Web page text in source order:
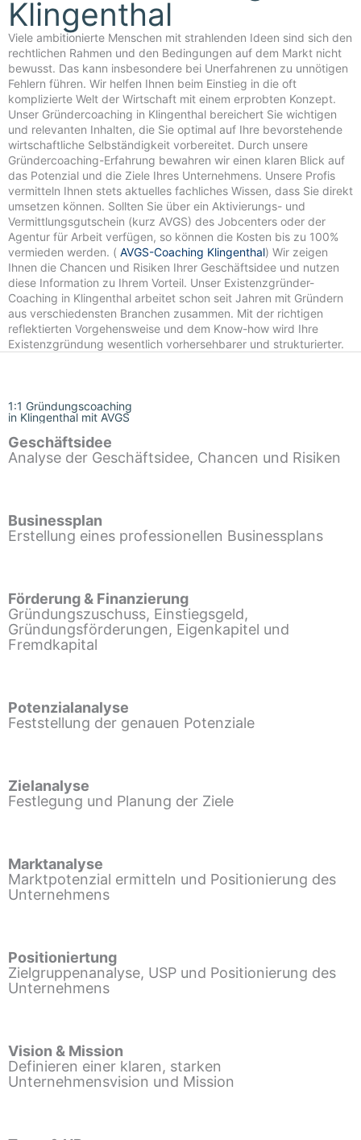
Klingenthal
Viele ambitionierte Menschen mit strahlenden Ideen sind sich den
rechtlichen Rahmen und den Bedingungen auf dem Markt nicht
bewusst. Das kann insbesondere bei Unerfahrenen zu unnötigen
Fehlern führen. Wir helfen Ihnen beim Einstieg in die oft
komplizierte Welt der Wirtschaft mit einem erprobten Konzept.
Unser Gründercoaching in Klingenthal bereichert Sie wichtigen
und relevanten Inhalten, die Sie optimal auf Ihre bevorstehende
wirtschaftliche Selbständigkeit vorbereitet. Durch unsere
Gründercoaching-Erfahrung bewahren wir einen klaren Blick auf
das Potenzial und die Ziele Ihres Unternehmens. Unsere Profis
vermitteln Ihnen stets aktuelles fachliches Wissen, dass Sie direkt
umsetzen können. Sollten Sie über ein Aktivierungs- und
Vermittlungsgutschein (kurz AVGS) des Jobcenters oder der
Agentur für Arbeit verfügen, so können die Kosten bis zu 100%
vermieden werden. ( AVGS-Coaching Klingenthal) Wir zeigen
Ihnen die Chancen und Risiken Ihrer Geschäftsidee und nutzen
diese Information zu Ihrem Vorteil. Unser Existenzgründer-
Coaching in Klingenthal arbeitet schon seit Jahren mit Gründern
aus verschiedensten Branchen zusammen. Mit der richtigen
reflektierten Vorgehensweise und dem Know-how wird Ihre
Existenzgründung wesentlich vorhersehbarer und strukturierter.
1:1 Gründungscoaching
in Klingenthal mit AVGS
Geschäftsidee
Analyse der Geschäftsidee, Chancen und Risiken
Businessplan
Erstellung eines professionellen Businessplans
Förderung & Finanzierung
Gründungszuschuss, Einstiegsgeld,
Gründungsförderungen, Eigenkapitel und
Fremdkapital
Potenzialanalyse
Feststellung der genauen Potenziale
Zielanalyse
Festlegung und Planung der Ziele
Marktanalyse
Marktpotenzial ermitteln und Positionierung des
Unternehmens
Positioniertung
Zielgruppenanalyse, USP und Positionierung des
Unternehmens
Vision & Mission
Definieren einer klaren, starken
Unternehmensvision und Mission